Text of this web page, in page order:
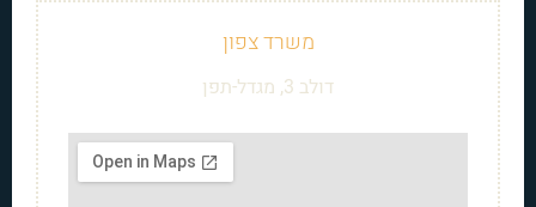
משרד צפון
דולב 3, מגדל-תפן